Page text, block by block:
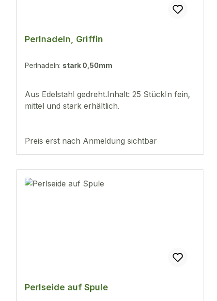
Perlnadeln, Griffin
Perlnadeln: stark 0,50mm
Aus Edelstahl gedreht.Inhalt: 25 StückIn fein,
mittel und stark erhältlich.
Preis erst nach Anmeldung sichtbar
Perlseide auf Spule